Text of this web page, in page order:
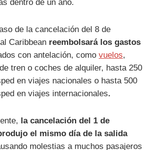
dentro de un año.
de la cancelación del 8 de
Caribbean reembolsará los gastos
con antelación, como vuelos,
tren o coches de alquiler, hasta 250
en viajes nacionales o hasta 500
en viajes internacionales.
la cancelación del 1 de
el mismo día de la salida
molestias a muchos pasajeros